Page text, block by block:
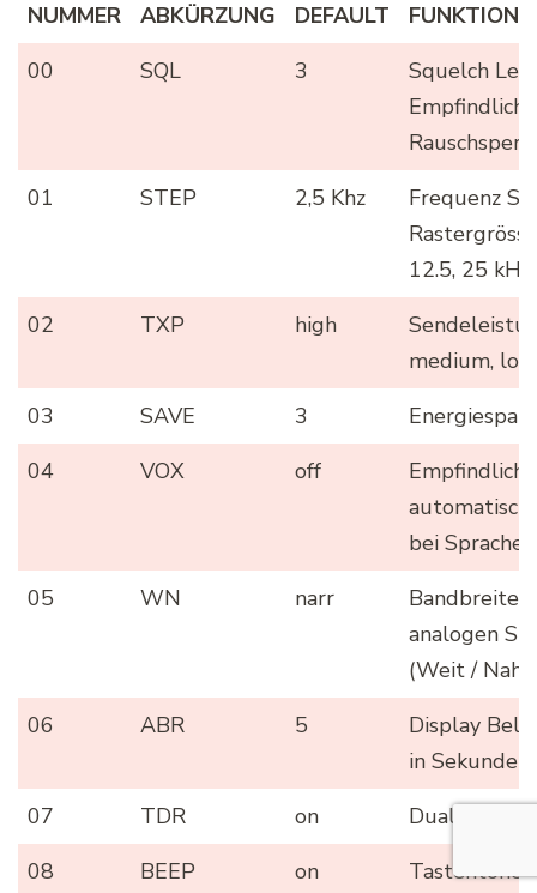
NUMMER ABKÜRZUNG DEFAULT
FUNKTION
NUMMER
ABKÜRZUNG DEFAULT FUNKTION
00 SQL 3
Squelch
01
STEP 2,5 Khz
Frequenz
12.5, 25 kHz)
02
TXP high
medium,
03
SAVE 3
04
VOX off
bei Sprache
05
WN narr
Bandbreite
analogen
(Weit / Nah)
06
ABR 5
Display
in
07
TDR on
Dual Watch
08
BEEP on Tastentöne